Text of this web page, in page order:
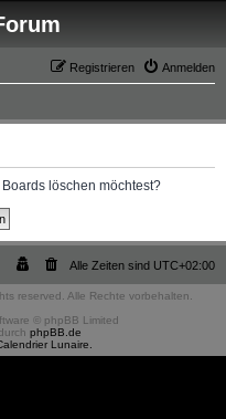
Anmelden
Registrieren
löschen möchtest?
Alle Zeiten sind UTC+02:00
reserved. Alle Rechte vorbehalten.
© phpBB Limited
phpBB.de
Lunaire.